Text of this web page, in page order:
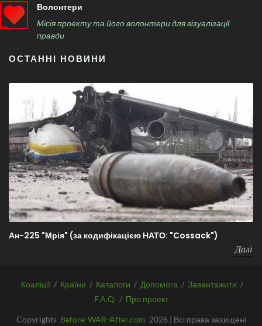
Волонтери
Місія проекту та його волонтери для візуалізації
правди
ОСТАННІ НОВИНИ
Ан-225 "Мрія" (за кодифікацією НАТО: "Cossack")
Далі
Коаліції / Країни / Каталоги / Допомога / Завантажити /
F.A.Q. / Про проект
Copyrights Before-WAR-After.com 2026 | Всі права захищені